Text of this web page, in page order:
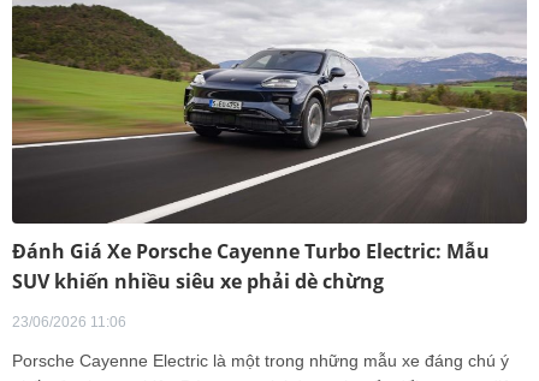
Đánh Giá Xe Porsche Cayenne Turbo Electric: Mẫu
SUV khiến nhiều siêu xe phải dè chừng
23/06/2026 11:06
Porsche Cayenne Electric là một trong những mẫu xe đáng chú ý